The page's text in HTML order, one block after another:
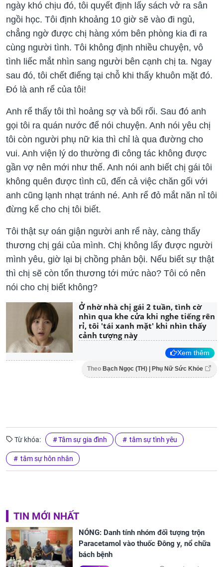
ngày khó chịu đó, tôi quyết định lấy sách vở ra sân
ngồi học. Tôi định khoảng 10 giờ sẽ vào đi ngủ,
chẳng ngờ được chị hàng xóm bên phòng kia đi ra
cùng người tình. Tôi không định nhiều chuyện, vô
tình liếc mắt nhìn sang người bên cạnh chị ta. Ngay
sau đó, tôi chết điếng tại chỗ khi thấy khuôn mặt đó.
Đó là anh rể của tôi!
Anh rể thấy tôi thì hoảng sợ và bối rối. Sau đó anh
gọi tôi ra quán nước để nói chuyện. Anh nói yêu chị
tôi còn người phụ nữ kia thì chỉ là qua đường cho
vui. Anh viện lý do thường đi công tác không được
gần vợ nên mới như thế. Anh nói anh biết chị gái tôi
không quên được tình cũ, đến cả việc chăn gối với
anh cũng lạnh nhạt tránh né. Anh rể đỏ mắt năn nỉ tôi
đừng kể cho chị tôi biết.
Tôi thật sự oán giận người anh rể này, càng thấy
thương chị gái của mình. Chị không lấy được người
mình yêu, giờ lại bị chồng phản bội. Nếu biết sự thật
thì chị sẽ còn tổn thương tới mức nào? Tôi có nên
nói cho chị biết không?
Ở nhờ nhà chị gái 2 tuần, tình cờ
nhìn qua khe cửa khi nghe tiếng rên
rỉ, tôi 'tái xanh mặt' khi nhìn thấy
cảnh tượng này
Xem thêm
Theo Bạch Ngọc (TH) | Phụ Nữ Sức Khỏe
Từ khóa: Tâm sự gia đình tâm sự tình yêu
tâm sự hôn nhân
TIN MỚI NHẤT
NÓNG: Danh tính nhóm đối tượng trộn
Paracetamol vào thuốc Đông y, nổ chữa
bách bệnh